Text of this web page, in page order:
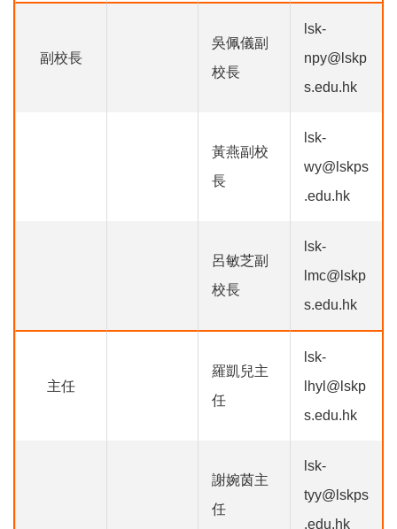
副校長
吳佩儀副
校長
lsk-
npy@lskp
s.edu.hk
黃燕副校
長
lsk-
wy@lskps
.edu.hk
呂敏芝副
校長
lsk-
lmc@lskp
s.edu.hk
主任
羅凱兒主
任
lsk-
lhyl@lskp
s.edu.hk
謝婉茵主
任
lsk-
tyy@lskps
.edu.hk